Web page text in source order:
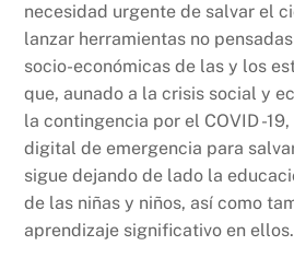
necesidad urgente de salvar el
lanzar herramientas no
socio-económicas de las y los
que, aunado a la crisis social y
la contingencia por el COVID -
digital de emergencia para
sigue dejando de lado la
de las niñas y niños, así como
aprendizaje significativo en ellos.